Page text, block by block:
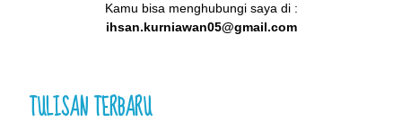
Kamu bisa menghubungi saya di :
ihsan.kurniawan05@gmail.com
TULISAN TERBARU